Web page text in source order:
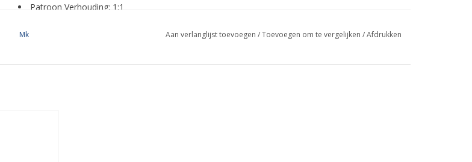
Patroon Verhouding: 1:1
Mk Aan verlanglijst toevoegen /Toevoegen om te vergelijken /Afdrukken